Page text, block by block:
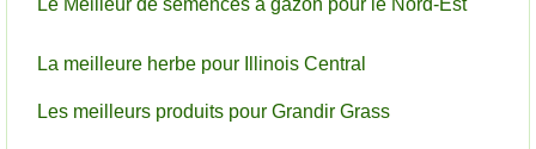
Le Meilleur de semences à gazon pour le Nord-Est
La meilleure herbe pour Illinois Central
Les meilleurs produits pour Grandir Grass